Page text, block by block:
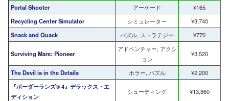
Portal Shooter アーケード
¥165
Recycling Center Simulator
シミュレーター
¥3,740
Snack and Quack
パズル, ストラテジー ¥770
Surviving Mars: Pioneer
アドベンチャー, アクシ
ョン
¥3,520
The Devil is in the Details ホラー, パズル
¥2,200
『ボーダーランズ® 4』デラックス・エ
ディション
シューティング ¥13,860